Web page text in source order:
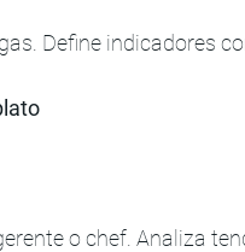
Define indicadores
o chef. Analiza